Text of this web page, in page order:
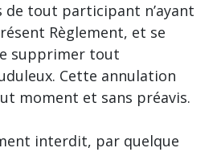
tout participant n’ayant
Règlement, et se
supprimer tout
Cette annulation
moment et sans préavis.
interdit, par quelque